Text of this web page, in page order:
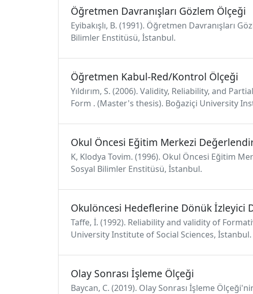
Öğretmen Davranışları Gözlem Ölçeği
Eyibakışlı, B. (1991). Öğretmen Davranışları
Bilimler Enstitüsü, İstanbul.
Öğretmen Kabul-Red/Kontrol Ölçeği
Yıldırım, S. (2006). Validity, Reliability, and
Form . (Master's thesis). Boğaziçi University
Okul Öncesi Eğitim Merkezi
K, Klodya Tovim. (1996). Okul Öncesi Eğitim
Sosyal Bilimler Enstitüsü, İstanbul.
Okulöncesi Hedeflerine Dönük İzleyici
Taffe, İ. (1992). Reliability and validity of
University Institute of Social Sciences, İstanbul.
Olay Sonrası İşleme Ölçeği
Baycan, C. (2019). Olay Sonrası İşleme